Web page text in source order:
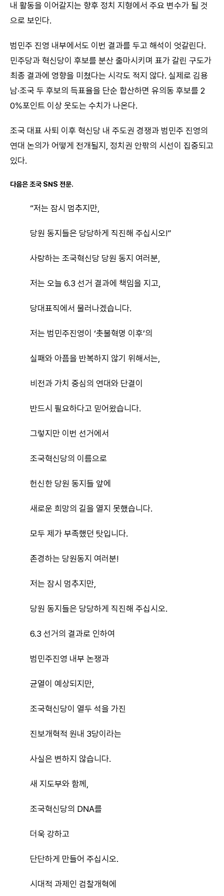
내 활동을 이어갈지는 향후 정치 지형에서 주요 변수가 될 것
으로 보인다.
범민주 진영 내부에서도 이번 결과를 두고 해석이 엇갈린다.
민주당과 혁신당이 후보를 분산 출마시키며 표가 갈린 구도가
최종 결과에 영향을 미쳤다는 시각도 적지 않다. 실제로 김용
남·조국 두 후보의 득표율을 단순 합산하면 유의동 후보를 2
0%포인트 이상 웃도는 수치가 나온다.
조국 대표 사퇴 이후 혁신당 내 주도권 경쟁과 범민주 진영의
연대 논의가 어떻게 전개될지, 정치권 안팎의 시선이 집중되고
있다.
다음은 조국 SNS 전문.
“저는 잠시 멈추지만,
당원 동지들은 당당하게 직진해 주십시오!”
사랑하는 조국혁신당 당원 동지 여러분,
저는 오늘 6.3 선거 결과에 책임을 지고,
당대표직에서 물러나겠습니다.
저는 범민주진영이 ‘촛불혁명 이후’의
실패와 아픔을 반복하지 않기 위해서는,
비전과 가치 중심의 연대와 단결이
반드시 필요하다고 믿어왔습니다.
그렇지만 이번 선거에서
조국혁신당의 이름으로
헌신한 당원 동지들 앞에
새로운 희망의 길을 열지 못했습니다.
모두 제가 부족했던 탓입니다.
존경하는 당원동지 여러분!
저는 잠시 멈추지만,
당원 동지들은 당당하게 직진해 주십시오.
6.3 선거의 결과로 인하여
범민주진영 내부 논쟁과
균열이 예상되지만,
조국혁신당이 열두 석을 가진
진보개혁적 원내 3당이라는
사실은 변하지 않습니다.
새 지도부와 함께,
조국혁신당의 DNA를
더욱 강하고
단단하게 만들어 주십시오.
시대적 과제인 검찰개혁에